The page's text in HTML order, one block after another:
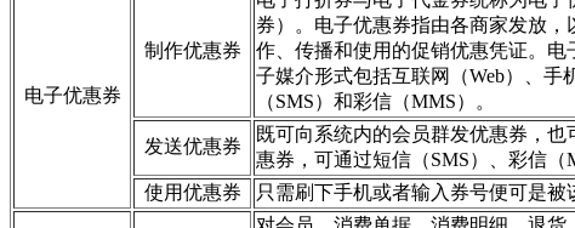
电子优惠券
制作优惠券
券）。电子优惠券指由各商家发放，
作、传播和使用的促销优惠凭证。电
子媒介形式包括互联网（Web）、手
（SMS）和彩信（MMS）。
发送优惠券
既可向系统内的会员群发优惠券，
惠券，可通过短信（SMS）、彩信（
使用优惠券
只需刷下手机或者输入券号便可是被